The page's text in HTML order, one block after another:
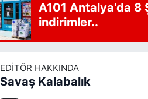
A101 Antalya'da 8
indirimler..
EDITÖR HAKKINDA
Savaş Kalabalık